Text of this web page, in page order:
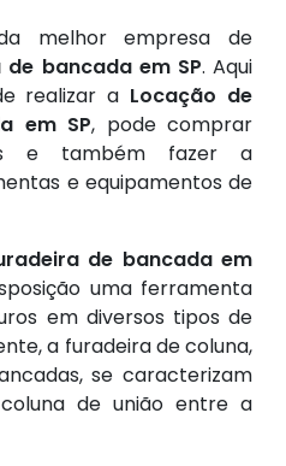
melhor empresa de
bancada em SP. Aqui
realizar a Locação de
em SP, pode comprar
e também fazer a
e equipamentos de
de bancada em
uma ferramenta
em diversos tipos de
a furadeira de coluna,
se caracterizam
de união entre a